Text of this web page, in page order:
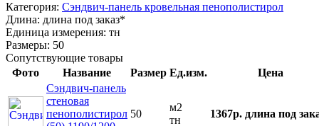
Категория: Сэндвич-панель кровельная пенополистирол
Длина: длина под заказ*
Единица измерения: тн
Размеры: 50
Сопутствующие товары
Фото
Название Размер Ед.изм.
Цена
Сэндвич-панель
стеновая
пенополистирол 50
м2
тн
1367р. длина под